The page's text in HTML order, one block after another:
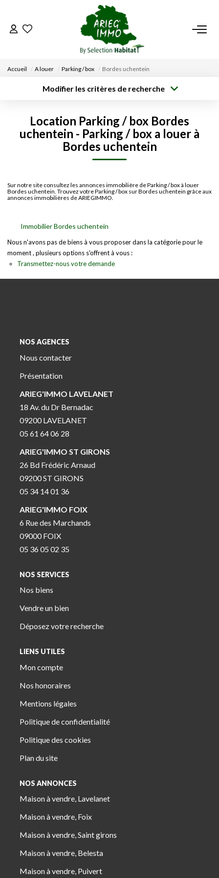
ACCUEIL
DÉPOSEZ VOTRE RECHERCHE
CONTACT
Accueil A louer Parking / box Bordes uchentein
Modifier les critères de recherche
Sélectionnez...
Type de bien
Surface min
Budget max
Location Parking / box Bordes
uchentein - Parking / box a louer à
Bordes uchentein
Sur notre site consultez les annonces immobilière de Parking / box à louer
Bordes uchentein. Trouvez votre Parking / box sur Bordes uchentein grâce aux
annonces immobilières de ARIEGIMMO.
Immobilier Bordes uchentein
Nous n'avons pas de biens à vous proposer dans la catégorie pour le
moment , plusieurs options s'offrent à vous :
Transmettez-nous votre demande
NOS AGENCES
Nous contacter
Présentation
ARIEG'IMMO LAVELANET
18 Av. du Dr Bernadac
09200 LAVELANET
05 61 64 06 28
ARIEG'IMMO ST GIRONS
26 Bd Frédéric Arnaud
09200 ST GIRONS
05 34 14 01 36
ARIEG'IMMO FOIX
6 Rue des Marchands
09000 FOIX
05 36 05 02 35
NOS SERVICES
Nos biens
Vendre un bien
Déposez votre recherche
LIENS UTILES
Mon compte
Nos honoraires
Mentions légales
Politique de confidentialité
Politique des cookies
Plan du site
NOS ANNONCES
Maison à vendre, Lavelanet
Maison à vendre, Foix
Maison à vendre, Saint girons
Maison à vendre, Belesta
Maison à vendre, Puivert